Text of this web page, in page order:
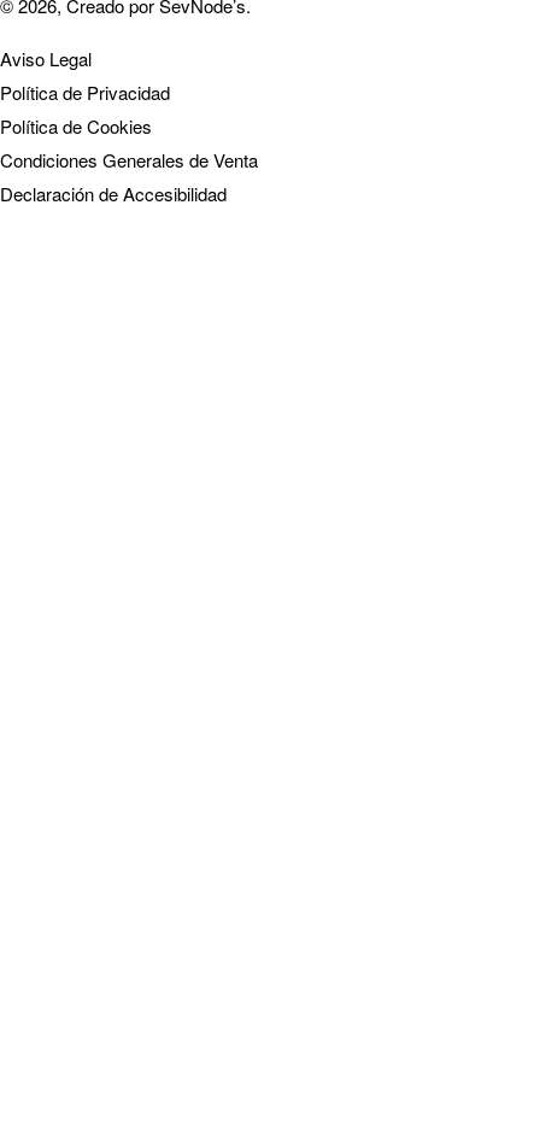
© 2026, Creado porSevNode’s.
Aviso Legal
Política de Privacidad
Política de Cookies
Condiciones Generales de Venta
Declaración de Accesibilidad